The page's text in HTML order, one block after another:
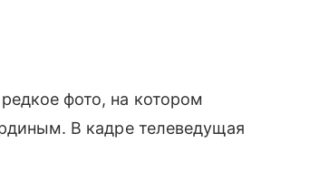
фото, на котором
В кадре телеведущая